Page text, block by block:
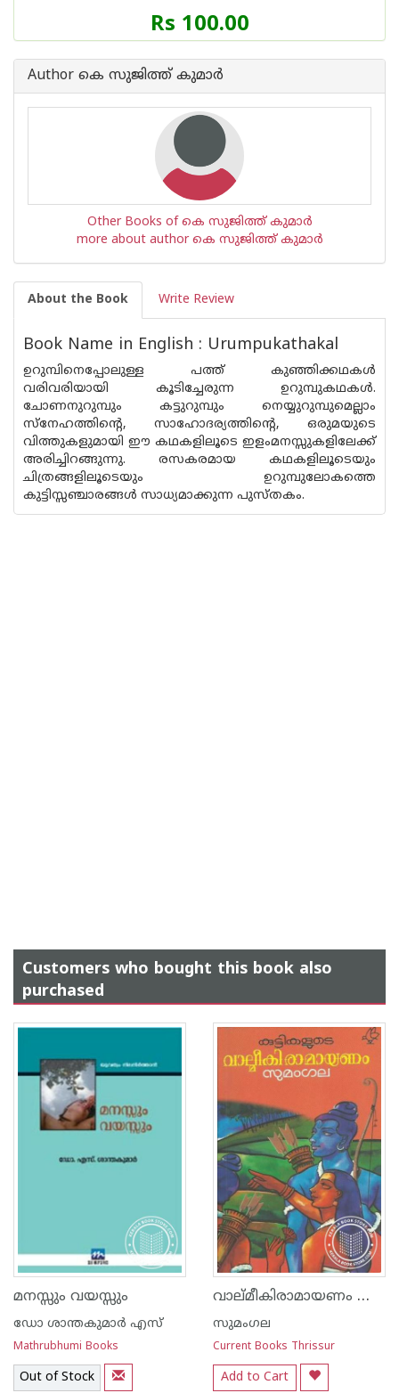
Price
of
Book
Rs 100.00
Author കെ സുജിത്ത് കുമാര്‍
Other Books of കെ സുജിത്ത് കുമാര്‍
more about author കെ സുജിത്ത് കുമാര്‍
About the Book Write Review
Book Name in English : Urumpukathakal
ഉറുമ്പിനെപ്പോലുള്ള പത്ത് കുഞ്ഞിക്കഥകള്‍
വരിവരിയായി കൂടിച്ചേരുന്ന ഉറുമ്പുകഥകള്‍.
ചോണനുറുമ്പും കട്ടുറുമ്പും നെയ്യുറുമ്പുമെല്ലാം
സ്‌നേഹത്തിന്റെ, സാഹോദര്യത്തിന്റെ, ഒരുമയുടെ
വിത്തുകളുമായി ഈ കഥകളിലൂടെ ഇളംമനസ്സുകളിലേക്ക്
അരിച്ചിറങ്ങുന്നു. രസകരമായ കഥകളിലൂടെയും
ചിത്രങ്ങളിലൂടെയും ഉറുമ്പുലോകത്തെ
കുട്ടിസ്സഞ്ചാരങ്ങള്‍ സാധ്യമാക്കുന്ന പുസ്തകം.
Customers who bought this book also
purchased
മനസ്സും വയസ്സും
ഡോ ശാന്തകുമാര്‍ എസ്
Mathrubhumi Books
Out of Stock
വാല്‌മീകിരാമായണം കുട്ടികള്‍ക്ക്
സുമംഗല
Current Books Thrissur
Add to Cart